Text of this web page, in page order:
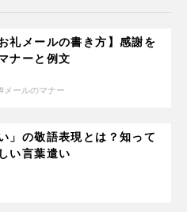
礼メールの書き方】感謝を
ナーと例文
メールのマナー
」の敬語表現とは？知って
い言葉遣い